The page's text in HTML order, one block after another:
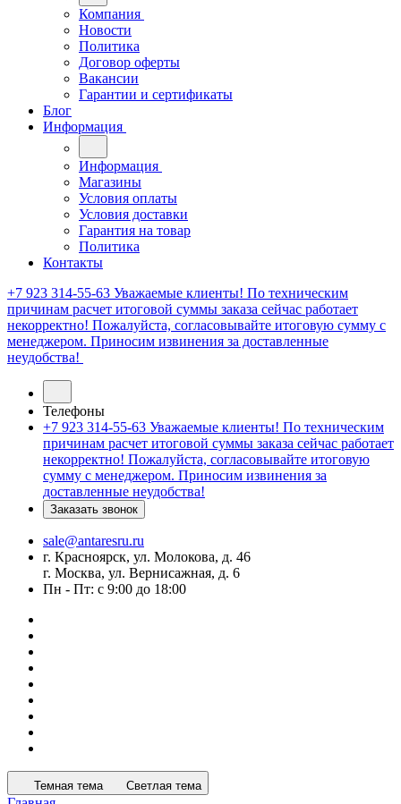
Компания
Новости
Политика
Договор оферты
Вакансии
Гарантии и сертификаты
Блог
Информация
Информация
Магазины
Условия оплаты
Условия доставки
Гарантия на товар
Политика
Контакты
+7 923 314-55-63 Уважаемые клиенты! По техническим
причинам расчет итоговой суммы заказа сейчас работает
некорректно! Пожалуйста, согласовывайте итоговую сумму с
менеджером. Приносим извинения за доставленные
неудобства!
Телефоны
+7 923 314-55-63 Уважаемые клиенты! По техническим
причинам расчет итоговой суммы заказа сейчас работает
некорректно! Пожалуйста, согласовывайте итоговую
сумму с менеджером. Приносим извинения за
доставленные неудобства!
Заказать звонок
sale@antaresru.ru
г. Красноярск, ул. Молокова, д. 46
г. Москва, ул. Вернисажная, д. 6
Пн - Пт: с 9:00 до 18:00
Темная тема Светлая тема